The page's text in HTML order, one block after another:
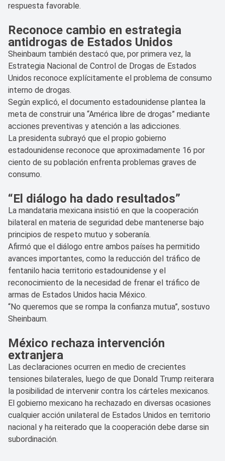
respuesta favorable.
Reconoce cambio en estrategia
antidrogas de Estados Unidos
Sheinbaum también destacó que, por primera vez, la
Estrategia Nacional de Control de Drogas de Estados
Unidos reconoce explícitamente el problema de consumo
interno de drogas.
Según explicó, el documento estadounidense plantea la
meta de construir una “América libre de drogas” mediante
acciones preventivas y atención a las adicciones.
La presidenta subrayó que el propio gobierno
estadounidense reconoce que aproximadamente 16 por
ciento de su población enfrenta problemas graves de
consumo.
“El diálogo ha dado resultados”
La mandataria mexicana insistió en que la cooperación
bilateral en materia de seguridad debe mantenerse bajo
principios de respeto mutuo y soberanía.
Afirmó que el diálogo entre ambos países ha permitido
avances importantes, como la reducción del tráfico de
fentanilo hacia territorio estadounidense y el
reconocimiento de la necesidad de frenar el tráfico de
armas de Estados Unidos hacia México.
“No queremos que se rompa la confianza mutua”, sostuvo
Sheinbaum.
México rechaza intervención
extranjera
Las declaraciones ocurren en medio de crecientes
tensiones bilaterales, luego de que Donald Trump reiterara
la posibilidad de intervenir contra los cárteles mexicanos.
El gobierno mexicano ha rechazado en diversas ocasiones
cualquier acción unilateral de Estados Unidos en territorio
nacional y ha reiterado que la cooperación debe darse sin
subordinación.